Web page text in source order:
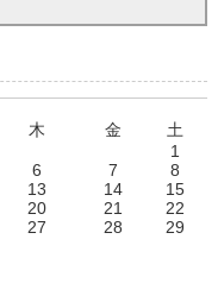
木 金
土
1
6 7
8
13 14
15
20 21
22
27 28
29